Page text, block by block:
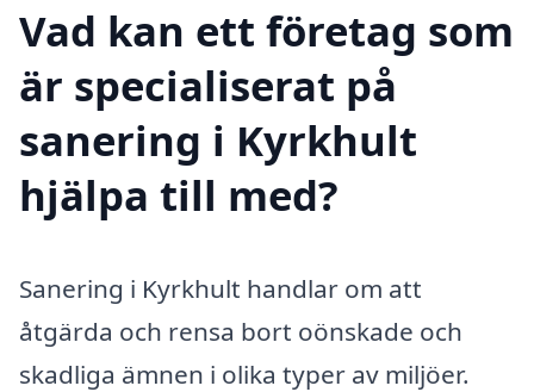
Vad kan ett företag som
är specialiserat på
sanering i Kyrkhult
hjälpa till med?
Sanering i Kyrkhult handlar om att
åtgärda och rensa bort oönskade och
skadliga ämnen i olika typer av miljöer.